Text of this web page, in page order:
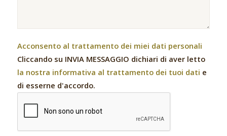
Acconsento al trattamento dei miei dati personali
Cliccando su INVIA MESSAGGIO dichiari di aver letto
la nostra informativa al trattamento dei tuoi dati e
di esserne d'accordo.